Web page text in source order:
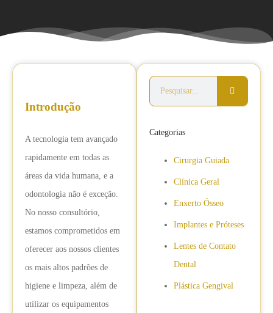
Introdução
A tecnologia tem avançado
rapidamente em todas as
áreas da vida humana, e a
odontologia não é exceção.
No nosso consultório,
estamos comprometidos em
oferecer aos nossos clientes
os mais altos padrões de
higiene e limpeza, além de
utilizar os equipamentos
Categorias
Cirurgia Guiada
Clínica Geral
Enxerto Ósseo
Implantes e Próteses
Lentes de Contato
Dental
Plástica Gengival